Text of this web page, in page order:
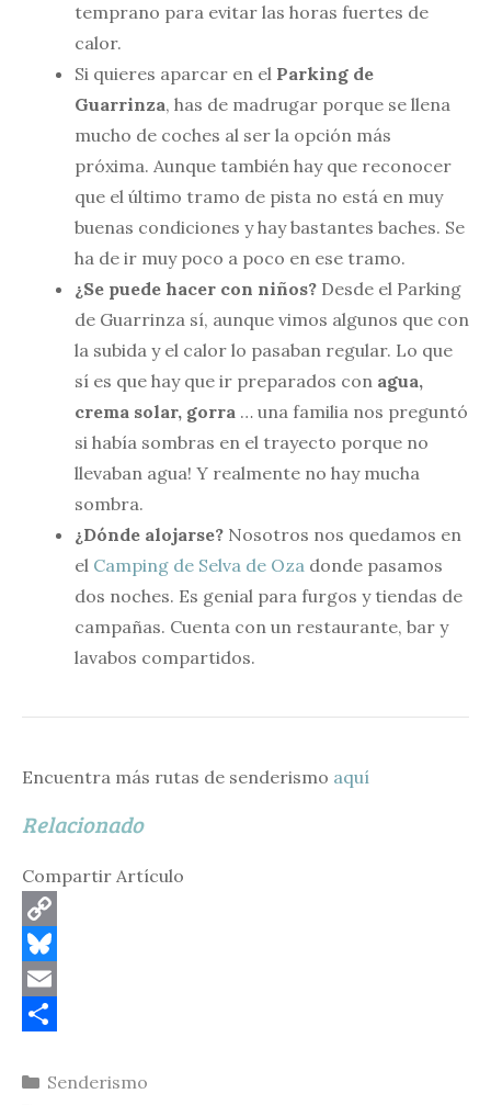
temprano para evitar las horas fuertes de
calor.
Si quieres aparcar en el Parking de
Guarrinza, has de madrugar porque se llena
mucho de coches al ser la opción más
próxima. Aunque también hay que reconocer
que el último tramo de pista no está en muy
buenas condiciones y hay bastantes baches. Se
ha de ir muy poco a poco en ese tramo.
¿Se puede hacer con niños? Desde el Parking
de Guarrinza sí, aunque vimos algunos que con
la subida y el calor lo pasaban regular. Lo que
sí es que hay que ir preparados con agua,
crema solar, gorra … una familia nos preguntó
si había sombras en el trayecto porque no
llevaban agua! Y realmente no hay mucha
sombra.
¿Dónde alojarse? Nosotros nos quedamos en
el Camping de Selva de Oza donde pasamos
dos noches. Es genial para furgos y tiendas de
campañas. Cuenta con un restaurante, bar y
lavabos compartidos.
Encuentra más rutas de senderismo aquí
Relacionado
Compartir Artículo
C
o
p
L
B
e
E
a
o
Categorías
Senderismo